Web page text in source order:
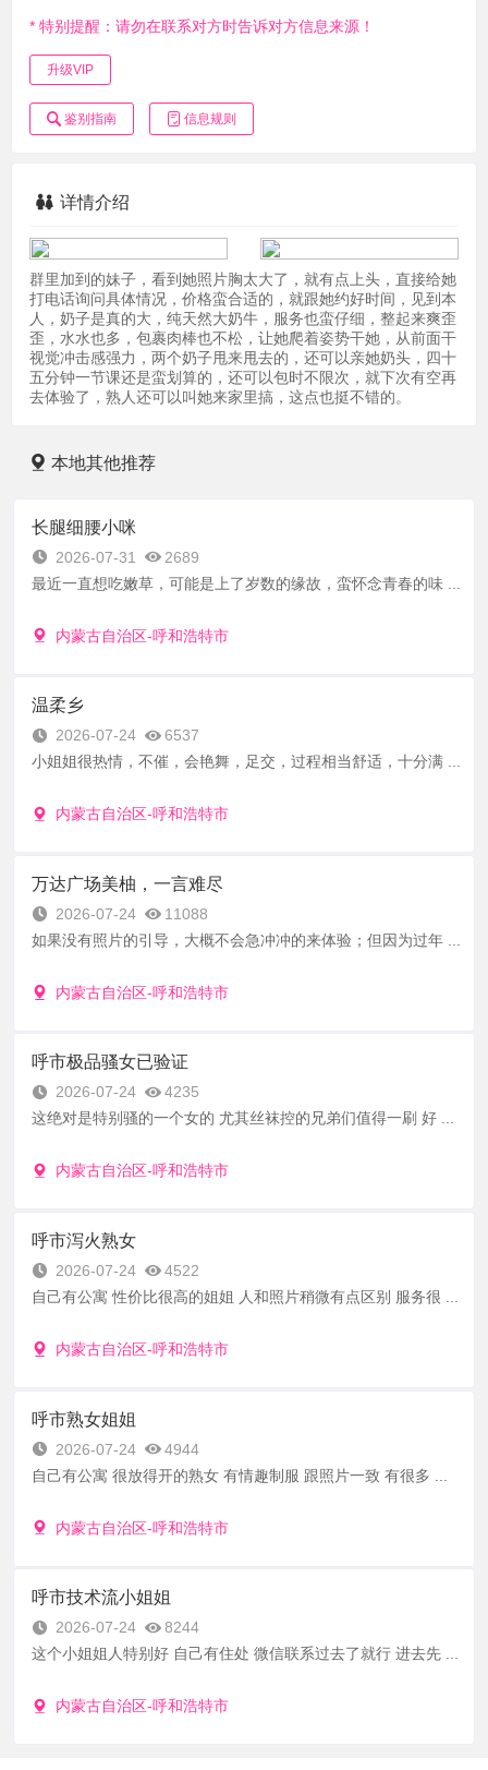
* 特别提醒：请勿在联系对方时告诉对方信息来源！
升级VIP
鉴别指南 信息规则
详情介绍
群里加到的妹子，看到她照片胸太大了，就有点上头，直接给她
打电话询问具体情况，价格蛮合适的，就跟她约好时间，见到本
人，奶子是真的大，纯天然大奶牛，服务也蛮仔细，整起来爽歪
歪，水水也多，包裹肉棒也不松，让她爬着姿势干她，从前面干
视觉冲击感强力，两个奶子甩来甩去的，还可以亲她奶头，四十
五分钟一节课还是蛮划算的，还可以包时不限次，就下次有空再
去体验了，熟人还可以叫她来家里搞，这点也挺不错的。
本地其他推荐
长腿细腰小咪
2026-07-31
2689
最近一直想吃嫩草，可能是上了岁数的缘故，蛮怀念青春的味 ...
内蒙古自治区-呼和浩特市
温柔乡
2026-07-24
6537
小姐姐很热情，不催，会艳舞，足交，过程相当舒适，十分满 ...
内蒙古自治区-呼和浩特市
万达广场美柚，一言难尽
2026-07-24
11088
如果没有照片的引导，大概不会急冲冲的来体验；但因为过年 ...
内蒙古自治区-呼和浩特市
呼市极品骚女已验证
2026-07-24
4235
这绝对是特别骚的一个女的 尤其丝袜控的兄弟们值得一刷 好 ...
内蒙古自治区-呼和浩特市
呼市泻火熟女
2026-07-24
4522
自己有公寓 性价比很高的姐姐 人和照片稍微有点区别 服务很 ...
内蒙古自治区-呼和浩特市
呼市熟女姐姐
2026-07-24
4944
自己有公寓 很放得开的熟女 有情趣制服 跟照片一致 有很多 ...
内蒙古自治区-呼和浩特市
呼市技术流小姐姐
2026-07-24
8244
这个小姐姐人特别好 自己有住处 微信联系过去了就行 进去先 ...
内蒙古自治区-呼和浩特市